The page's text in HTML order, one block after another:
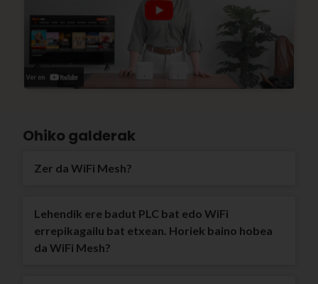
Ohiko galderak
Zer da WiFi Mesh?
Lehendik ere badut PLC bat edo WiFi
errepikagailu bat etxean. Horiek baino hobea
da WiFi Mesh?